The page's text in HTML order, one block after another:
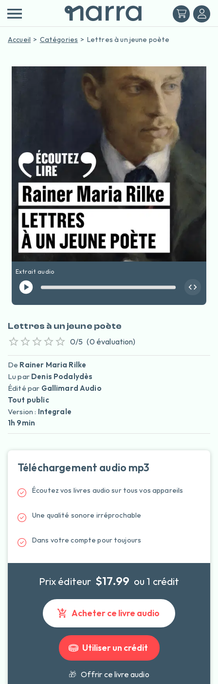
Accueil Catégories Lettres à un jeune poète
Extrait audio
Lettres à un jeune poète
0/5 (0 évaluation)
De Rainer Maria Rilke
Lu par Denis Podalydès
Édité par Gallimard Audio
Tout public
Version : Integrale
1h 9min
Téléchargement audio mp3
Écoutez vos livres audio sur tous vos appareils
Une qualité sonore irréprochable
Dans votre compte pour toujours
Prix éditeur $17.99 ou 1 crédit
Acheter ce livre audio
Utiliser un crédit
🎁 Offrir ce livre audio